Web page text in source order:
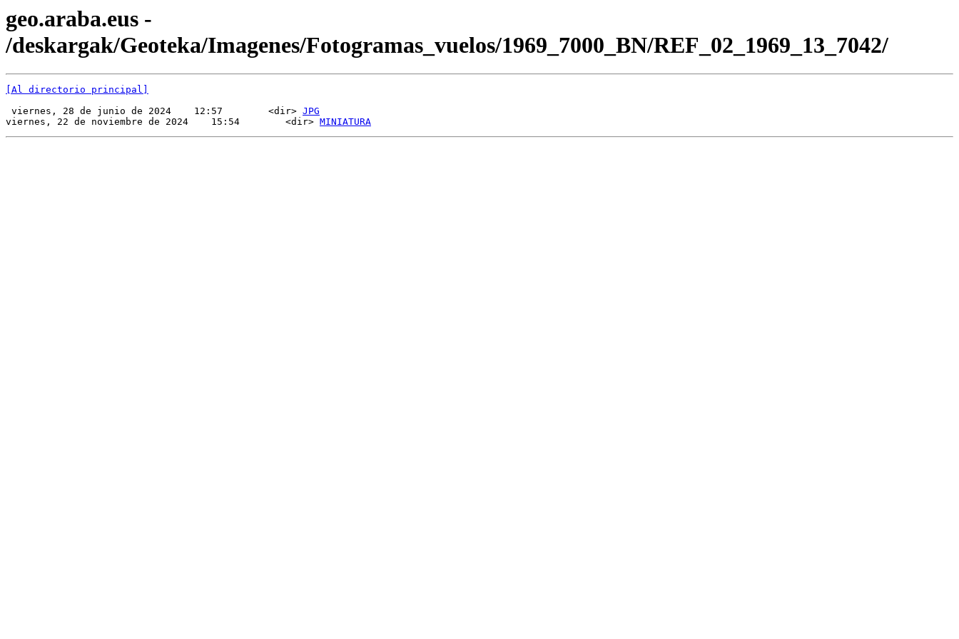
geo.araba.eus -
/deskargak/Geoteka/Imagenes/Fotogramas_vuelos/1969_7000_BN/REF_02_1969_13_7042/
[Al directorio principal]
viernes, 28 de junio de 2024    12:57        <dir> JPG
viernes, 22 de noviembre de 2024    15:54        <dir> MINIATURA